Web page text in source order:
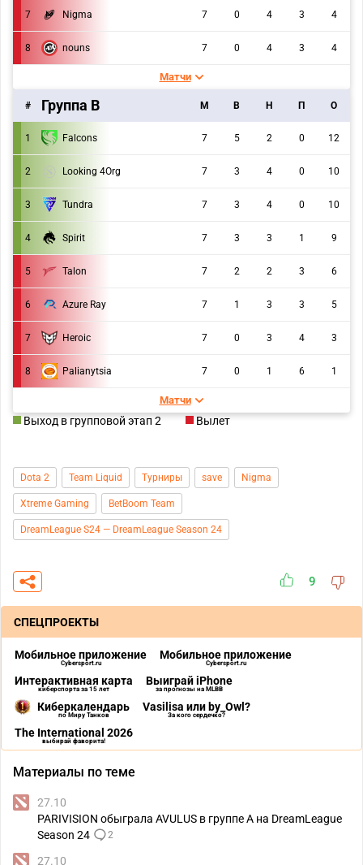
7 Nigma 7 0 4 3 4
8 nouns 7 0 4 3 4
Матчи
# Группа B M В Н П О
1 Falcons 7 5 2 0 12
2 Looking 4Org 7 3 4 0 10
3 Tundra 7 3 4 0 10
4 Spirit 7 3 3 1 9
5 Talon 7 2 2 3 6
6 Azure Ray 7 1 3 3 5
7 Heroic 7 0 3 4 3
8 Palianytsia 7 0 1 6 1
Матчи
Выход в групповой этап 2 Вылет
Dota 2 Team Liquid Турниры save Nigma
Xtreme Gaming BetBoom Team
DreamLeague S24 — DreamLeague Season 24
9
СПЕЦПРОЕКТЫ
Мобильное приложение
Cybersport.ru
Мобильное приложение
Cybersport.ru
Интерактивная карта
киберспорта за 15 лет
Выиграй iPhone
за прогнозы на MLBB
Киберкалендарь
по Миру Танков
Vasilisa или by_Owl?
За кого сердечко?
The International 2026
выбирай фаворита!
Материалы по теме
27.10
PARIVISION обыграла AVULUS в группе А на DreamLeague
Season 24
2
27.10